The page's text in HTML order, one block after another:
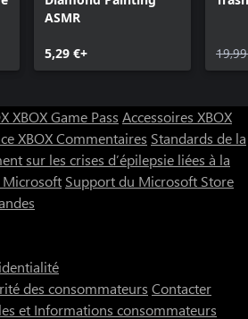
ASMR
5,29 €+
XBOX Game Pass Accessoires XBOX
XBOXCommentaires Standards de la
sur les crises d’épilepsie liées à la
Support du Microsoft Store
des consommateurs Contacter
et Informations consommateurs